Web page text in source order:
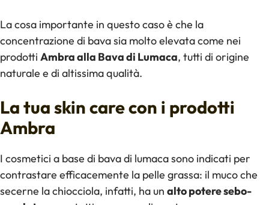
La cosa importante in questo caso è che la
concentrazione di bava sia molto elevata come nei
prodotti Ambra alla Bava di Lumaca, tutti di origine
naturale e di altissima qualità.
La tua skin care con i prodotti
Ambra
I cosmetici a base di bava di lumaca sono indicati per
contrastare efficacemente la pelle grassa: il muco che
secerne la chiocciola, infatti, ha un alto potere sebo-